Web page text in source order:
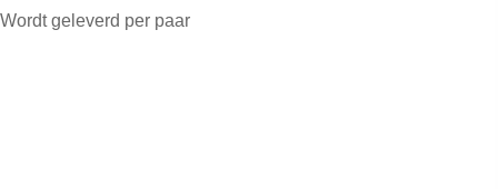
Wordt geleverd per paar